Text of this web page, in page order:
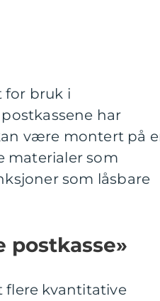
for bruk i
har
være montert på
materialer som
som låsbare
postkasse»
flere kvantitative